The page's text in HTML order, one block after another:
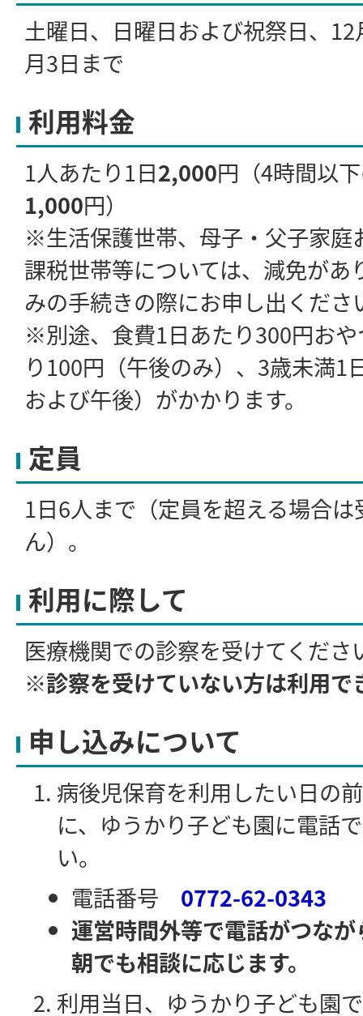
土曜日、日曜日および祝祭日、
月3日まで
利用料金
1人あたり1日2,000円（4時間以
1,000円）
※生活保護世帯、母子・父子家庭
課税世帯等については、減免があ
みの手続きの際にお申し出くださ
※別途、食費1日あたり300円お
り100円（午後のみ）、3歳未満1
および午後）がかかります。
定員
1日6人まで（定員を超える場合
ん）。
利用に際して
医療機関での診察を受けてくださ
※診察を受けていない方は利用で
申し込みについて
病後児保育を利用したい日の
に、ゆうかり子ども園に電話
い。
電話番号 0772-62-0343
運営時間外等で電話がつな
朝でも相談に応じます。
利用当日、ゆうかり子ども園